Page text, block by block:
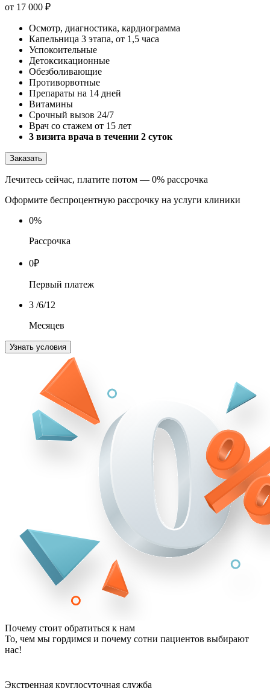
от 17 000 ₽
Осмотр, диагностика, кардиограмма
Капельница 3 этапа, от 1,5 часа
Успокоительные
Детоксикационные
Обезболивающие
Противорвотные
Препараты на 14 дней
Витамины
Срочный вызов 24/7
Врач со стажем от 15 лет
3 визита врача в течении 2 суток
Заказать
Лечитесь сейчас, платите потом — 0% рассрочка
Оформите беспроцентную рассрочку на услуги клиники
0%
Рассрочка
0₽
Первый платеж
3 /6/12
Месяцев
Узнать условия
Почему стоит обратиться к нам
То, чем мы гордимся и почему сотни пациентов выбирают
нас!
Экстренная круглосуточная служба